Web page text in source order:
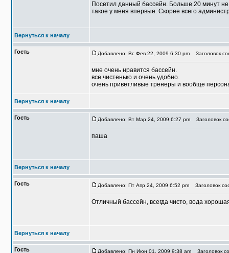
Посетил данный бассейн. Больше 20 минут
такое у меня впервые. Скорее всего
Вернуться к началу
Гость Добавлено: Вс Фев 22, 2009 6:30 pm Заголовок
мне очень нравится бассейн.
все чистенько и очень удобно.
очень приветливые тренеры и вообще
Вернуться к началу
Гость Добавлено: Вт Мар 24, 2009 6:27 pm Заголовок
паша
Вернуться к началу
Гость Добавлено: Пт Апр 24, 2009 6:52 pm Заголовок
Отличный бассейн, всегда чисто, вода
Вернуться к началу
Гость Добавлено: Пн Июн 01, 2009 9:38 am Заголовок